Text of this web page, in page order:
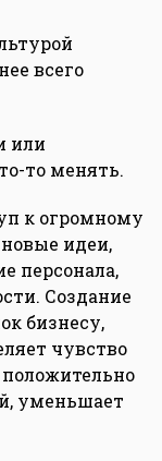
всего
или
то менять.
к огромному
идеи,
персонала,
Создание
бизнесу,
чувство
уменьшает